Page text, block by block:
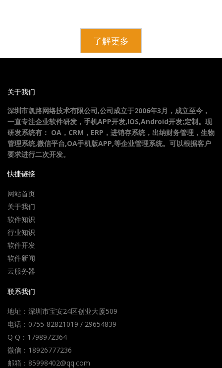
了解更多
关于我们
深圳市凯路网络技术有限公司,公司成立于2006年3月，成立至今，
一直专注企业软件研发，手机APP开发,IOS,Android开发;定制。现
研发系统有： OA，CRM，ERP，进销存系统，出纳财务管理，生物
管理系统,微信平台,OA手机版APP,等企业管理系统。可以根据客户
要求进行二次开发。
快捷链接
网站首页
关于我们
软件知识
行业知识
软件开发
软件新闻
云服务器
联系我们
地址：深圳市宝安24区创业大厦509
电话：0755-82821019 / 29654839
Q Q：1798972364
微信：18926777236
邮箱：85998402@qq.com